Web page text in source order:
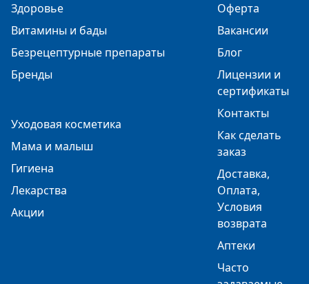
Здоровье
Витамины и бады
Безрецептурные препараты
Бренды
Уходовая косметика
Мама и малыш
Гигиена
Лекарства
Акции
Оферта
Вакансии
Блог
Лицензии и
сертификаты
Контакты
Как сделать
заказ
Доставка,
Оплата,
Условия
возврата
Аптеки
Часто